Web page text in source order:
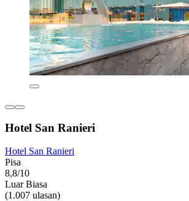
Hotel San Ranieri
Hotel San Ranieri
Pisa
8,8/10
Luar Biasa
(1.007 ulasan)